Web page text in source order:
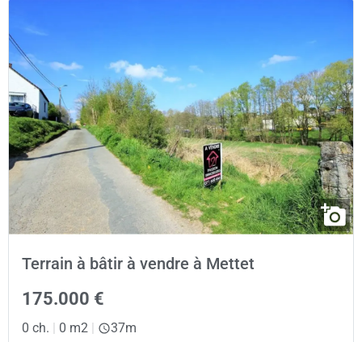
Terrain à bâtir à vendre à Mettet
175.000 €
0 ch. | 0 m2 | 37m